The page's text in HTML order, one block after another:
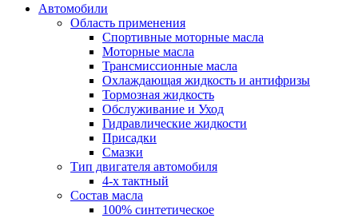
Автомобили
Область применения
Спортивные моторные масла
Моторные масла
Трансмиссионные масла
Охлаждающая жидкость и антифризы
Тормозная жидкость
Обслуживание и Уход
Гидравлические жидкости
Присадки
Смазки
Тип двигателя автомобиля
4-х тактный
Состав масла
100% синтетическое